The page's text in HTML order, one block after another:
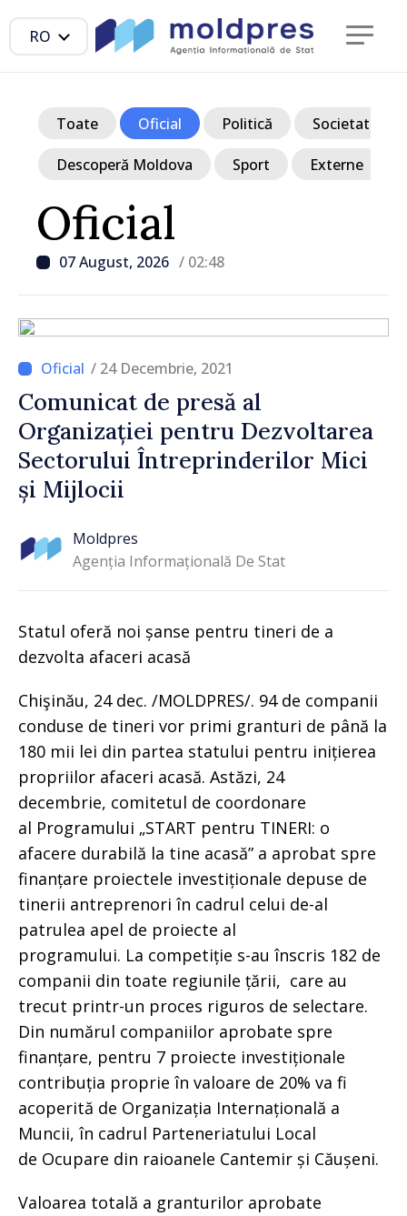
RO
Oficial
07 August, 2026 / 02:48
Toate Oficial Politică Societate
Descoperă Moldova Sport Externe
/ 24 Decembrie, 2021
Comunicat de presă al
Organizației pentru Dezvoltarea
Sectorului Întreprinderilor Mici
și Mijlocii
Moldpres
Agenția Informațională De Stat
Statul oferă noi șanse pentru tineri de a
dezvolta afaceri acasă
Chişinău, 24 dec. /MOLDPRES/. 94 de companii
conduse de tineri vor primi granturi de până la
180 mii lei din partea statului pentru inițierea
propriilor afaceri acasă. Astăzi, 24
decembrie, comitetul de coordonare
al Programului „START pentru TINERI: o
afacere durabilă la tine acasă” a aprobat spre
finanțare proiectele investiționale depuse de
tinerii antreprenori în cadrul celui de-al
patrulea apel de proiecte al
programului. La competiție s-au înscris 182 de
companii din toate regiunile țării, care au
trecut printr-un proces riguros de selectare.
Din numărul companiilor aprobate spre
finanțare, pentru 7 proiecte investiționale
contribuția proprie în valoare de 20% va fi
acoperită de Organizația Internațională a
Muncii, în cadrul Parteneriatului Local
de Ocupare din raioanele Cantemir și Căușeni.
Valoarea totală a granturilor aprobate